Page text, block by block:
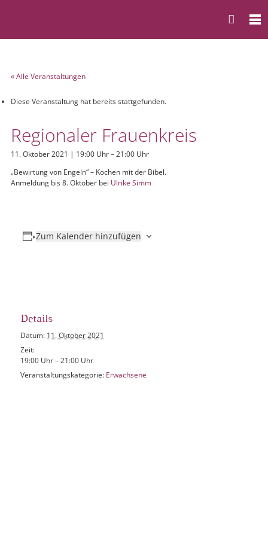
« Alle Veranstaltungen
Diese Veranstaltung hat bereits stattgefunden.
Regionaler Frauenkreis
11. Oktober 2021 | 19:00 Uhr–21:00 Uhr
„Bewirtung von Engeln“ – Kochen mit der Bibel.
Anmeldung bis 8. Oktober bei Ulrike Simm
Zum Kalender hinzufügen
Details
Datum: 11. Oktober 2021
Zeit:
19:00 Uhr – 21:00 Uhr
Veranstaltungskategorie: Erwachsene